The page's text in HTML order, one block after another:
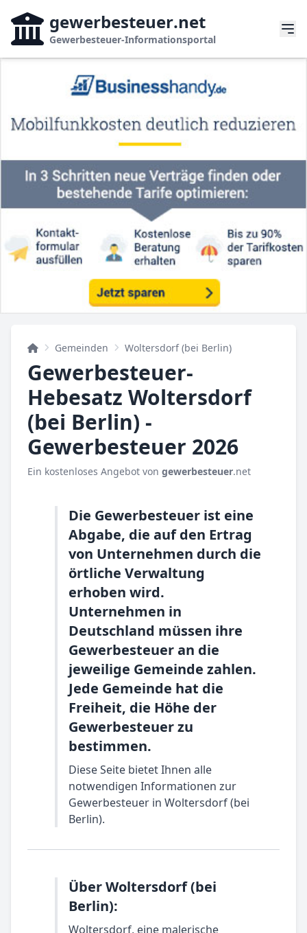
gewerbesteuer.net
Gewerbesteuer-Informationsportal
Gemeinden Woltersdorf (bei Berlin)
Gewerbesteuer-
Hebesatz Woltersdorf
(bei Berlin) -
Gewerbesteuer 2026
Ein kostenloses Angebot von gewerbesteuer.net
Die Gewerbesteuer ist eine
Abgabe, die auf den Ertrag
von Unternehmen durch die
örtliche Verwaltung
erhoben wird.
Unternehmen in
Deutschland müssen ihre
Gewerbesteuer an die
jeweilige Gemeinde zahlen.
Jede Gemeinde hat die
Freiheit, die Höhe der
Gewerbesteuer zu
bestimmen.
Diese Seite bietet Ihnen alle
notwendigen Informationen zur
Gewerbesteuer in Woltersdorf (bei
Berlin).
Über Woltersdorf (bei
Berlin):
Woltersdorf, eine malerische